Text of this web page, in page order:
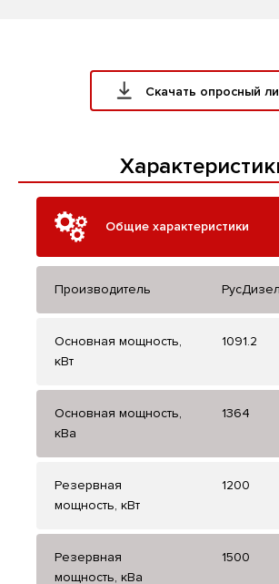
Скачать опросный
Общие характеристики
Производитель
Основная мощность,
кВт
1091.2
Основная мощность,
кВа
1364
Резервная
мощность, кВт
1200
Резервная
мощность, кВа
1500